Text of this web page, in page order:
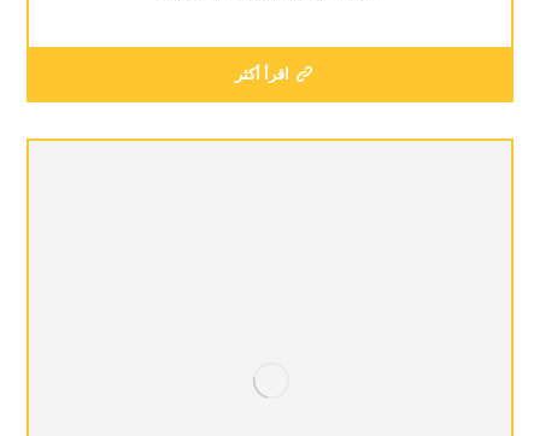
اقرأ أكثر